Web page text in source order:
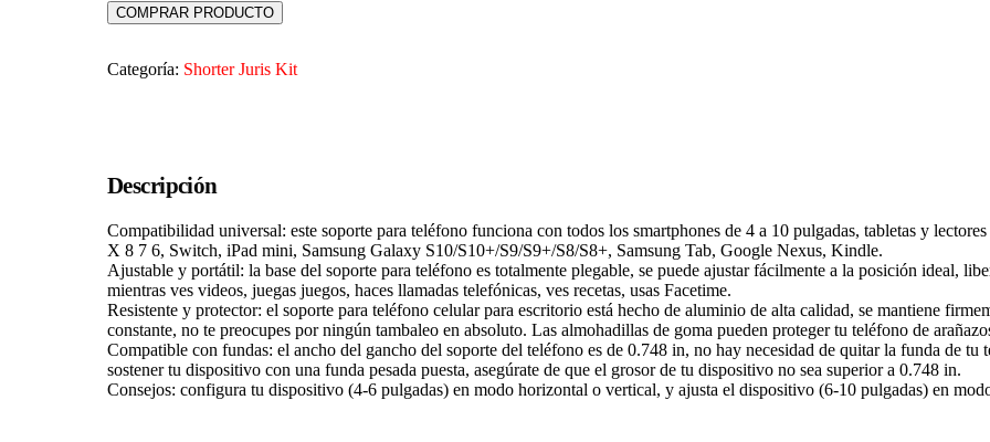
COMPRAR PRODUCTO
Categoría: Shorter Juris Kit
Descripción
Compatibilidad universal: este soporte para teléfono funciona con todos los smartphones de 4 a 10 pulgadas, tabletas y
X 8 7 6, Switch, iPad mini, Samsung Galaxy S10/S10+/S9/S9+/S8/S8+, Samsung Tab, Google Nexus, Kindle.
Ajustable y portátil: la base del soporte para teléfono es totalmente plegable, se puede ajustar fácilmente a la posición ideal,
mientras ves videos, juegas juegos, haces llamadas telefónicas, ves recetas, usas Facetime.
Resistente y protector: el soporte para teléfono celular para escritorio está hecho de aluminio de alta calidad, se mantiene
constante, no te preocupes por ningún tambaleo en absoluto. Las almohadillas de goma pueden proteger tu teléfono de
Compatible con fundas: el ancho del gancho del soporte del teléfono es de 0.748 in, no hay necesidad de quitar la funda de tu
sostener tu dispositivo con una funda pesada puesta, asegúrate de que el grosor de tu dispositivo no sea superior a 0.748 in.
Consejos: configura tu dispositivo (4-6 pulgadas) en modo horizontal o vertical, y ajusta el dispositivo (6-10 pulgadas) en